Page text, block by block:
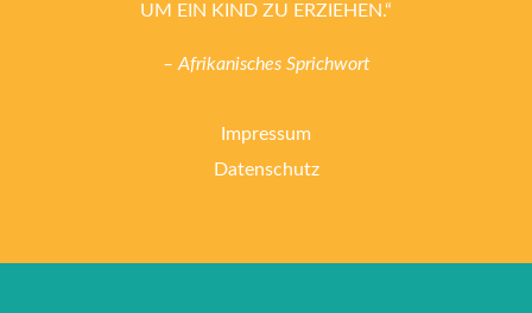
UM EIN KIND ZU ERZIEHEN.“
– Afrikanisches Sprichwort
Impressum
Datenschutz